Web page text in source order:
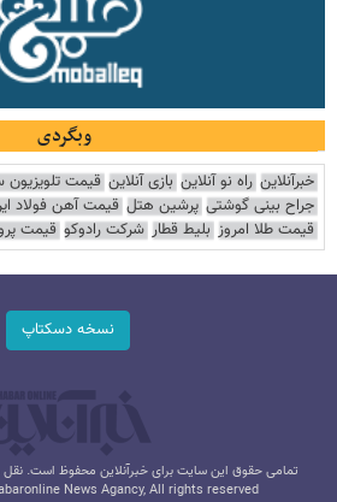
وبگردی
خبرآنلاین راه نو آنلاین بازی آنلاین قیمت تلویزیون
جراح بینی گوشتی پرشین هتل قیمت آهن فولاد
قیمت طلا امروز بلیط قطار شرکت رادوکو قیمت
نسخه دسکتاپ
تمامی حقوق این سایت برای خبرآنلاین محفوظ است. نقل
News Agancy, All rights reserved